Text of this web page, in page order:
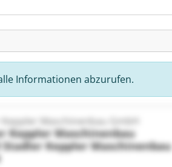
Informationen abzurufen.
Keppler Maschinenbau GmbH
Keppler Maschinenbau
Stadler Keppler Maschinenbau